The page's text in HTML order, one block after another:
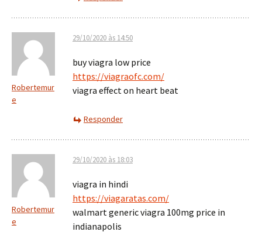
Robertemur
e
29/10/2020 às 14:50
buy viagra low price
https://viagraofc.com/
viagra effect on heart beat
Responder
Robertemur
e
29/10/2020 às 18:03
viagra in hindi
https://viagaratas.com/
walmart generic viagra 100mg price in
indianapolis